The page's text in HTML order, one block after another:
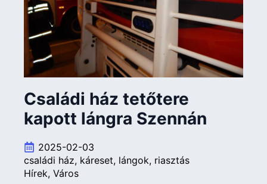
Családi ház tetőtere
kapott lángra Szennán
2025-02-03
családi ház káreset lángok riasztás
Hírek Város